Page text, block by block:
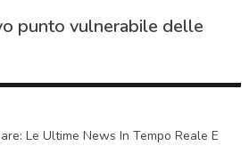
punto vulnerabile delle
Le Ultime News In Tempo Reale E